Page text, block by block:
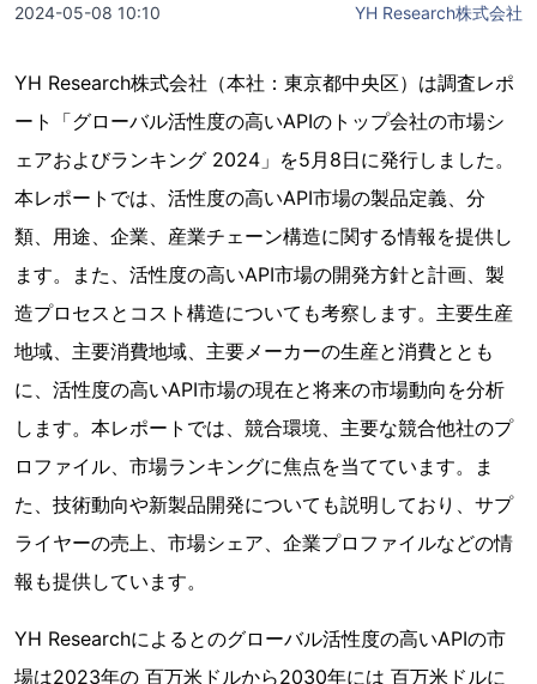
2024-05-08 10:10 YH Research株式会社
YH Research株式会社（本社：東京都中央区）は調査レポ
ート「グローバル活性度の高いAPIのトップ会社の市場シ
ェアおよびランキング 2024」を5月8日に発行しました。
本レポートでは、活性度の高いAPI市場の製品定義、分
類、用途、企業、産業チェーン構造に関する情報を提供し
ます。また、活性度の高いAPI市場の開発方針と計画、製
造プロセスとコスト構造についても考察します。主要生産
地域、主要消費地域、主要メーカーの生産と消費ととも
に、活性度の高いAPI市場の現在と将来の市場動向を分析
します。本レポートでは、競合環境、主要な競合他社のプ
ロファイル、市場ランキングに焦点を当てています。ま
た、技術動向や新製品開発についても説明しており、サプ
ライヤーの売上、市場シェア、企業プロファイルなどの情
報も提供しています。
YH Researchによるとのグローバル活性度の高いAPIの市
場は2023年の 百万米ドルから2030年には 百万米ドルに